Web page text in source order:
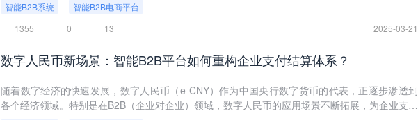
将深入探讨产业互联网背景下，智能B2B平台如何助力企业转型升级，开启增长新篇章。
智能B2B系统
智能B2B电商平台
1355
0 13 2025-03-21
数字人民币新场景：智能B2B平台如何重构企业支付结算体系？
随着数字经济的快速发展，数字人民币（e-CNY）作为中国央行数字货币的代表，正逐步渗透到
各个经济领域。特别是在B2B（企业对企业）领域，数字人民币的应用场景不断拓展，为企业支付